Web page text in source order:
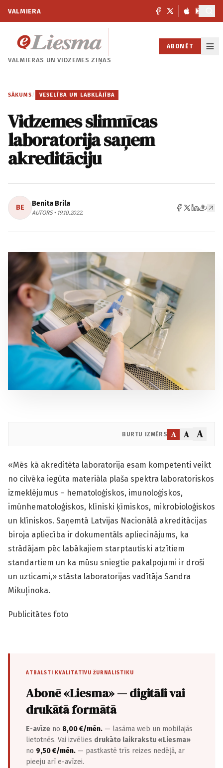
VALMIERA
VALMIERAS UNVIDZEMES ZIŅAS
ABONĒT
SĀKUMS / VESELĪBA UN LABKLĀJĪBA
Vidzemes slimnīcas
laboratorija saņem
akreditāciju
BE Benita Brila
AUTORS • 19.10.2022.
BURTU IZMĒRS A A A
«Mēs kā akreditēta laboratorija esam kompetenti veikt
no cilvēka iegūta materiāla plaša spektra laboratoriskos
izmeklējumus – hematoloģiskos, imunoloģiskos,
imūnhematoloģiskos, klīniski ķīmiskos, mikrobioloģiskos
un klīniskos. Saņemtā Latvijas Nacionālā akreditācijas
biroja apliecība ir dokumentāls apliecinājums, ka
strādājam pēc labākajiem starptautiski atzītiem
standartiem un ka mūsu sniegtie pakalpojumi ir droši
un uzticami,» stāsta laboratorijas vadītāja Sandra
Mikuļinoka.
Publicitātes foto
ATBALSTI KVALITATĪVU ŽURNĀLISTIKU
Abonē «Liesma» — digitāli vai
drukātā formātā
E-avīze no 8,00 €/mēn. — lasāma web un mobilajās
lietotnēs. Vai izvēlies drukāto laikrakstu «Liesma»
no 9,50 €/mēn. — pastkastē trīs reizes nedēļā, ar
pieeju arī e-avīzei.